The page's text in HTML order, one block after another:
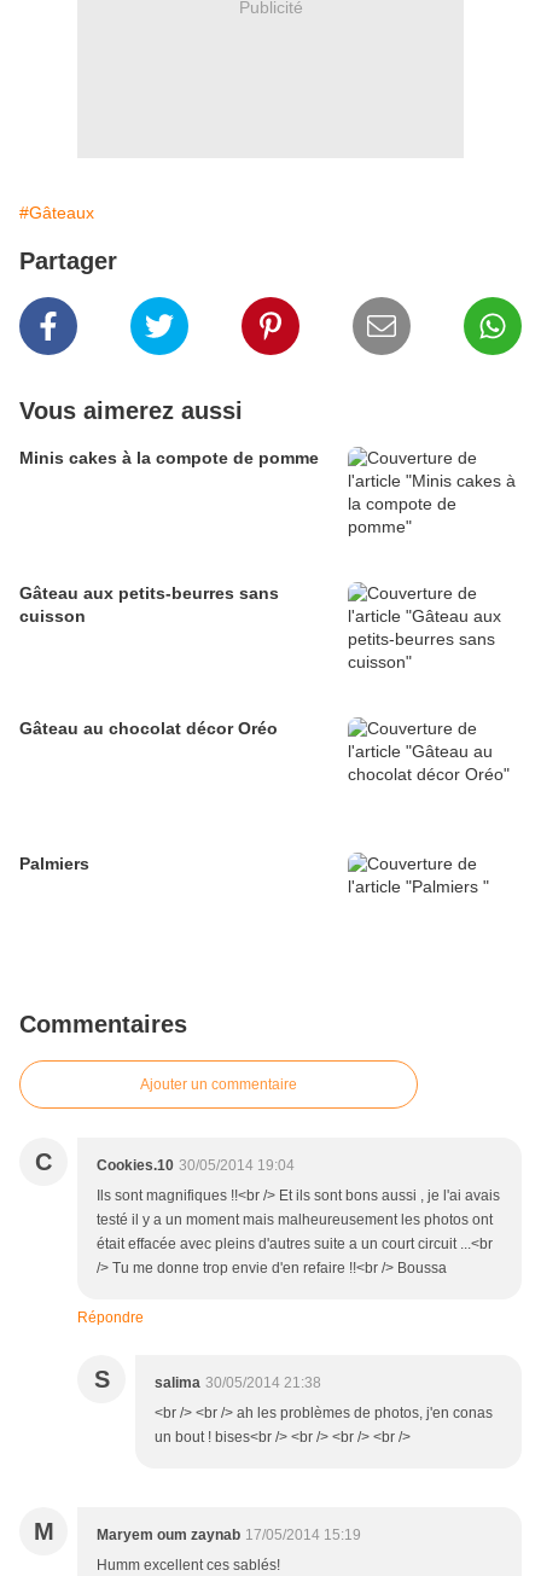
Publicité
#Gâteaux
Partager
Vous aimerez aussi
Minis cakes à la compote de pomme
Gâteau aux petits-beurres sans
cuisson
Gâteau au chocolat décor Oréo
Palmiers
Commentaires
Ajouter un commentaire
C Cookies.10 30/05/2014 19:04
Ils sont magnifiques !!<br /> Et ils sont bons aussi , je l'ai avais
testé il y a un moment mais malheureusement les photos ont
était effacée avec pleins d'autres suite a un court circuit ...<br
/> Tu me donne trop envie d'en refaire !!<br /> Boussa
Répondre
S salima 30/05/2014 21:38
<br /> <br /> ah les problèmes de photos, j'en conas
un bout ! bises<br /> <br /> <br /> <br />
M Maryem oum zaynab 17/05/2014 15:19
Humm excellent ces sablés!